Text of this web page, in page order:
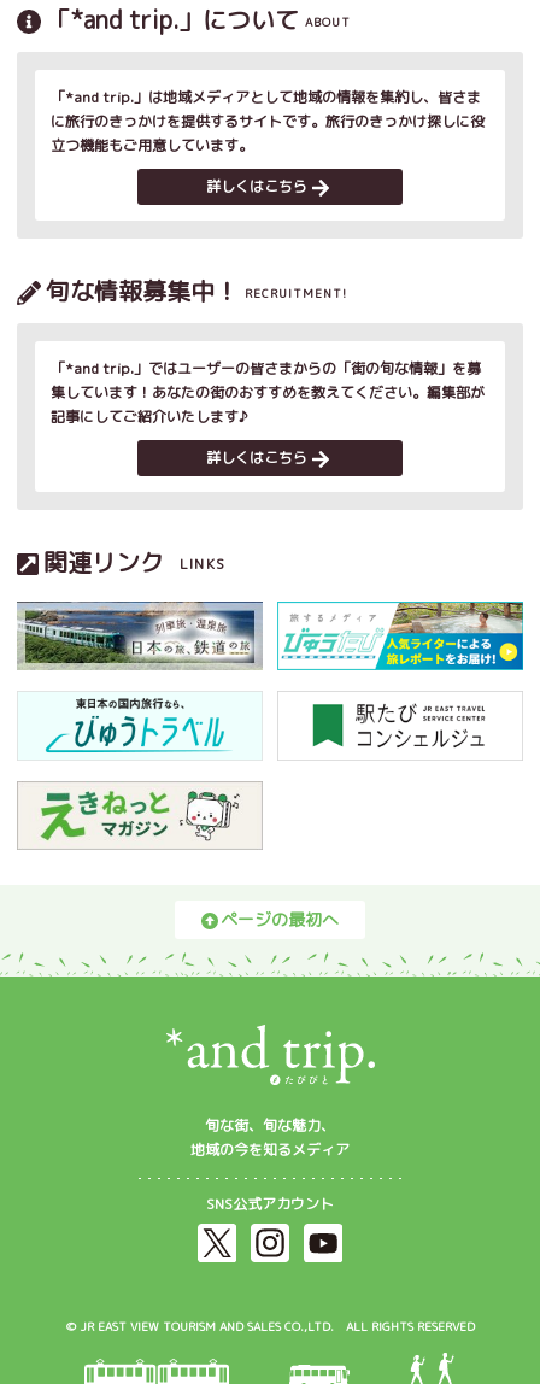
「*and trip.」について ABOUT
「*and trip.」は地域メディアとして地域の情報を集約し、皆さま
に旅行のきっかけを提供するサイトです。旅行のきっかけ探しに役
立つ機能もご用意しています。
詳しくはこちら
旬な情報募集中！ RECRUITMENT!
「*and trip.」ではユーザーの皆さまからの「街の旬な情報」を募
集しています！あなたの街のおすすめを教えてください。編集部が
記事にしてご紹介いたします♪
詳しくはこちら
関連リンク LINKS
ページの最初へ
旬な街、旬な魅力、
地域の今を知るメディア
SNS公式アカウント
© JR EAST VIEW TOURISM AND SALES CO.,LTD. ALL RIGHTS RESERVED